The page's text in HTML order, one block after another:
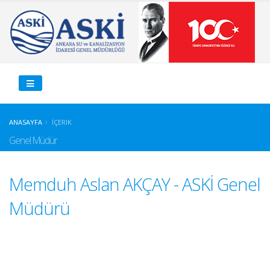
ANASAYFA İÇERIK
Genel Müdür
Memduh Aslan AKÇAY - ASKİ Genel
Müdürü